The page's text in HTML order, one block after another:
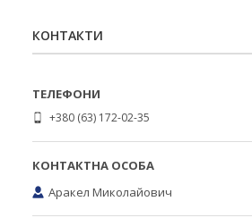
КОНТАКТИ
+380 (63) 172-02-35
Аракел Миколайович